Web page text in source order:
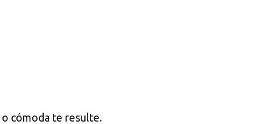
cómoda te resulte.